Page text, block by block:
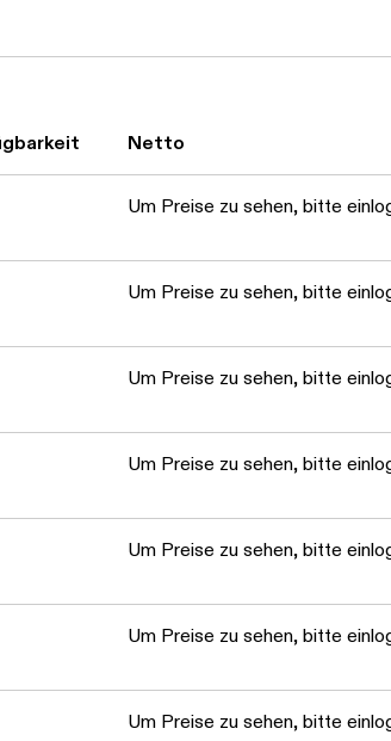
Netto
Um Preise zu sehen, bitte
Um Preise zu sehen, bitte
Um Preise zu sehen, bitte
Um Preise zu sehen, bitte
Um Preise zu sehen, bitte
Um Preise zu sehen, bitte
Um Preise zu sehen, bitte